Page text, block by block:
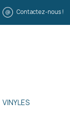
Contactez-nous !
VINYLES